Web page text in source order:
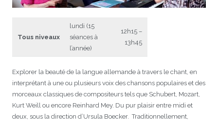
Tous niveaux
lundi (15
séances à
l’année)
12h15 –
13h45
Explorer la beauté de la langue allemande à travers le chant, en
interprétant à une ou plusieurs voix des chansons populaires et des
morceaux classiques de compositeurs tels que Schubert, Mozart,
Kurt Weill ou encore Reinhard Mey. Du pur plaisir entre midi et
deux, sous la direction d’Ursula Boecker. Traditionnellement,